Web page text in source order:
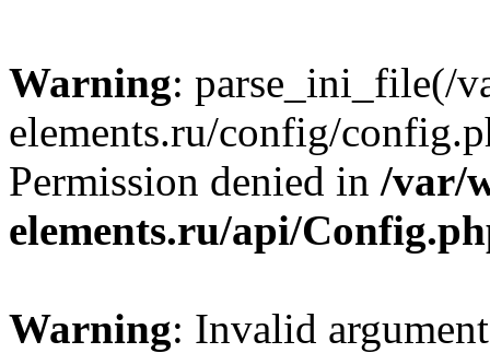
Warning: parse_ini_file(/
elements.ru/config/
Permission denied in /var/
elements.ru/api/
Warning: Invalid